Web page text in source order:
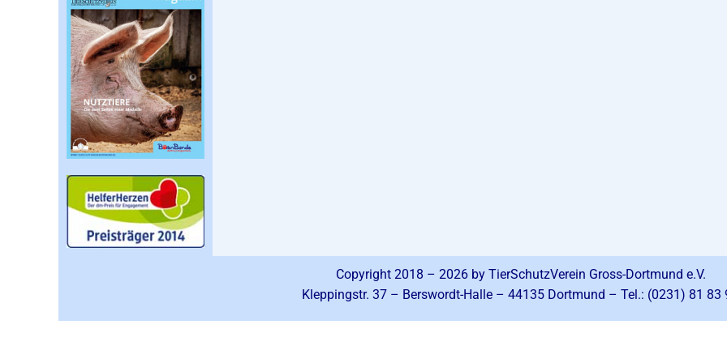
Copyright 2018 – 2026 by TierSchutzVerein Gross-Dortmund e.V.
Kleppingstr. 37 – Berswordt-Halle – 44135 Dortmund – Tel.: (0231) 81 83